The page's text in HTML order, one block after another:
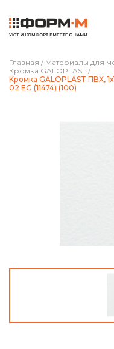
Главная / Материалы для
Кромка GALOPLAST /
Кромка GALOPLAST ПВХ,
02 EG (11474) (100)